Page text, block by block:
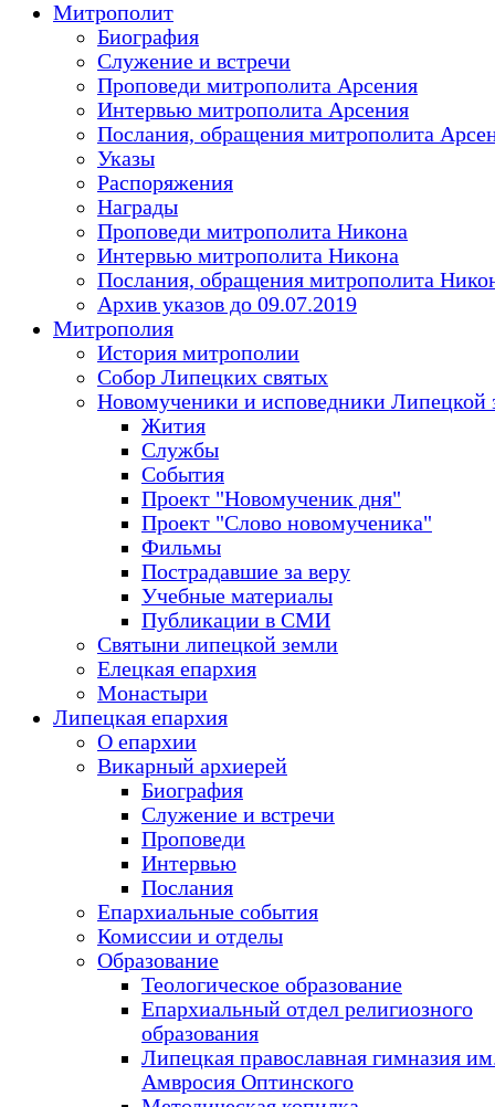
Митрополит
Биография
Служение и встречи
Проповеди митрополита Арсения
Интервью митрополита Арсения
Послания, обращения митрополита
Указы
Распоряжения
Награды
Проповеди митрополита Никона
Интервью митрополита Никона
Послания, обращения митрополита
Архив указов до 09.07.2019
Митрополия
История митрополии
Собор Липецких святых
Новомученики и исповедники Липецкой
Жития
Службы
События
Проект "Новомученик дня"
Проект "Слово новомученика"
Фильмы
Пострадавшие за веру
Учебные материалы
Публикации в СМИ
Святыни липецкой земли
Елецкая епархия
Монастыри
Липецкая епархия
О епархии
Викарный архиерей
Биография
Служение и встречи
Проповеди
Интервью
Послания
Епархиальные события
Комиссии и отделы
Образование
Теологическое образование
Епархиальный отдел религиозного
образования
Липецкая православная гимназия
Амвросия Оптинского